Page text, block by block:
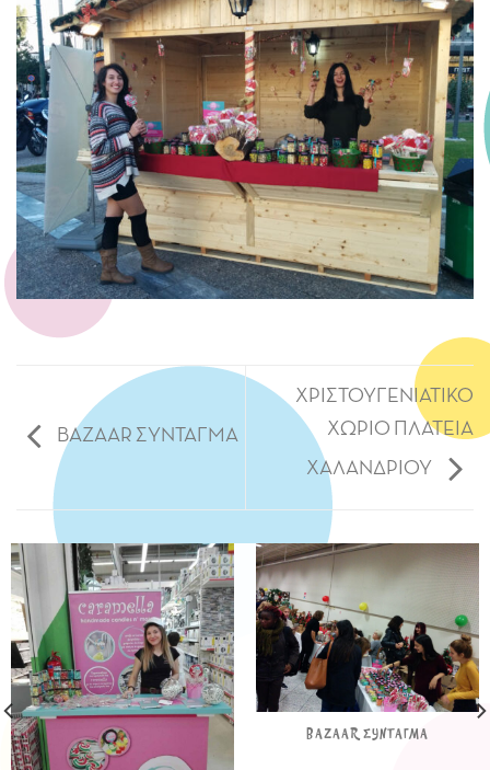
BAZAAR ΣΥΝΤΑΓΜΑ
ΧΡΙΣΤΟΥΓΕΝΙΑΤΙΚΟ
ΧΩΡΙΟ ΠΛΑΤΕΙΑ
ΧΑΛΑΝΔΡΙΟΥ
BAZAAR ΣΥΝΤΑΓΜΑ